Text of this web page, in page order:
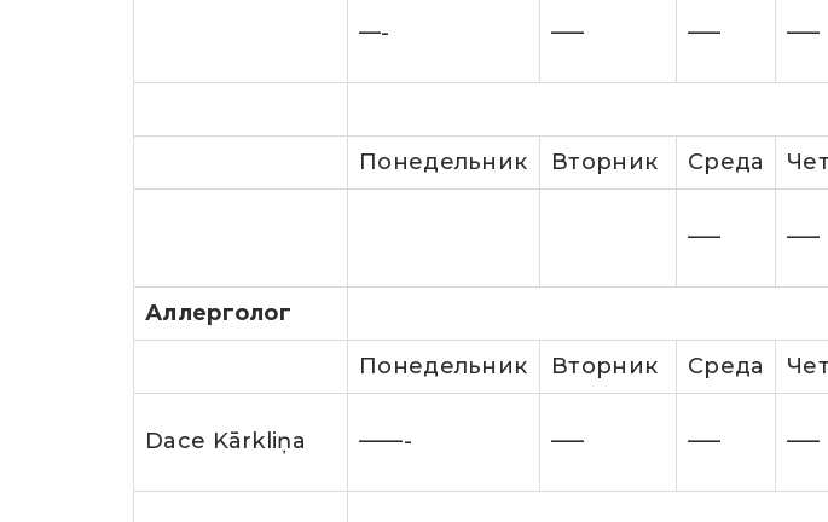
—- —– —– —–
Понедельник Вторник Cреда
—– —–
Аллерголог
Понедельник
Вторник Cреда
Dace Kārkliņa ——- —– —– —–